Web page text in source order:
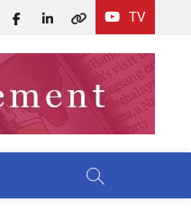
TV
Facebook
LinkedIn
X